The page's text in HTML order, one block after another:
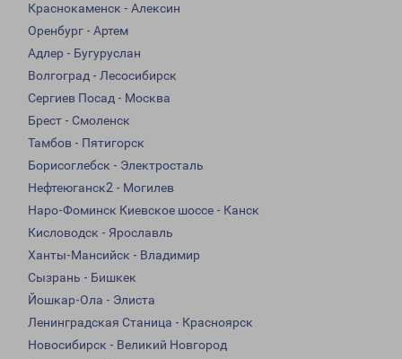
Краснокаменск - Алексин
Оренбург - Артем
Адлер - Бугуруслан
Волгоград - Лесосибирск
Сергиев Посад - Москва
Брест - Смоленск
Тамбов - Пятигорск
Борисоглебск - Электросталь
Нефтеюганск2 - Могилев
Наро-Фоминск Киевское шоссе - Канск
Кисловодск - Ярославль
Ханты-Мансийск - Владимир
Сызрань - Бишкек
Йошкар-Ола - Элиста
Ленинградская Станица - Красноярск
Новосибирск - Великий Новгород